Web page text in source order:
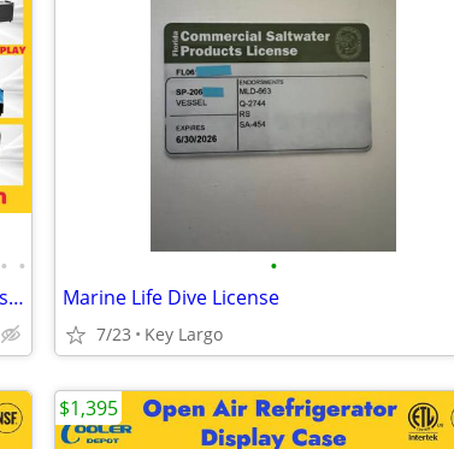
• •
Sushi Sashimi Refrigerated Display Case Fresh Seafood Showcase Fish Cl
•
Marine Life Dive License
7/23 Key Largo
$1,395